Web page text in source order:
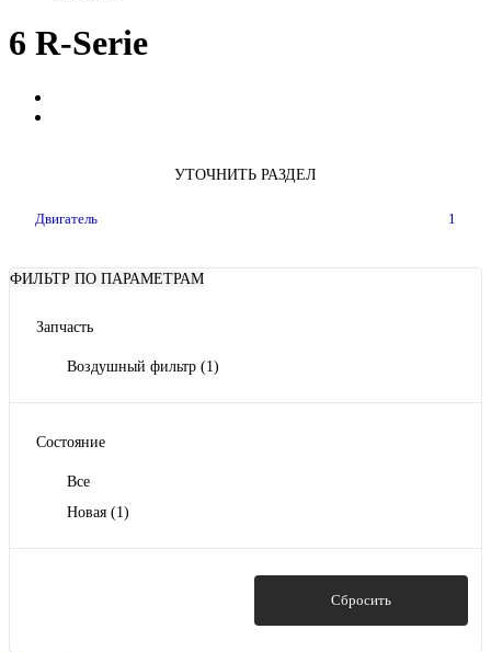
6 R-Serie
УТОЧНИТЬ РАЗДЕЛ
Двигатель 1
ФИЛЬТР ПО ПАРАМЕТРАМ
Запчасть
Воздушный фильтр (1)
Состояние
Все
Новая (1)
Сбросить